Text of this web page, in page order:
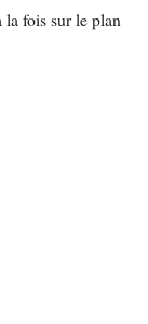
la fois sur le plan